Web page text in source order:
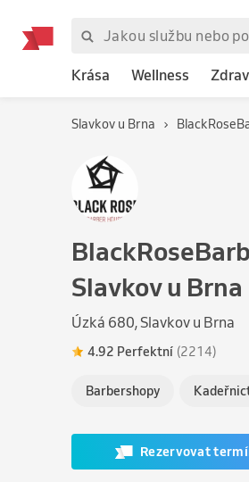
Krása Wellness
Slavkov u Brna
Slavkov u Brna
Úzká 680, Slavkov u Brna
4.92 Perfektní (2214)
Barbershopy
Rezervovat